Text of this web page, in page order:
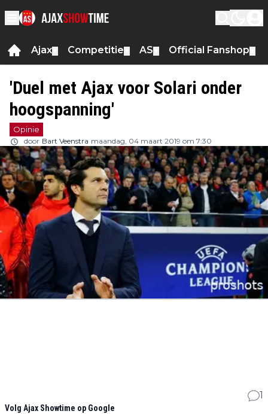
Ajax Competitie AS Official Fanshop
'Duel met Ajax voor Solari onder
hoogspanning'
Opinie
door Bart Veenstra maandag, 04 maart 2019 om 7:30
1
Volg Ajax Showtime op Google